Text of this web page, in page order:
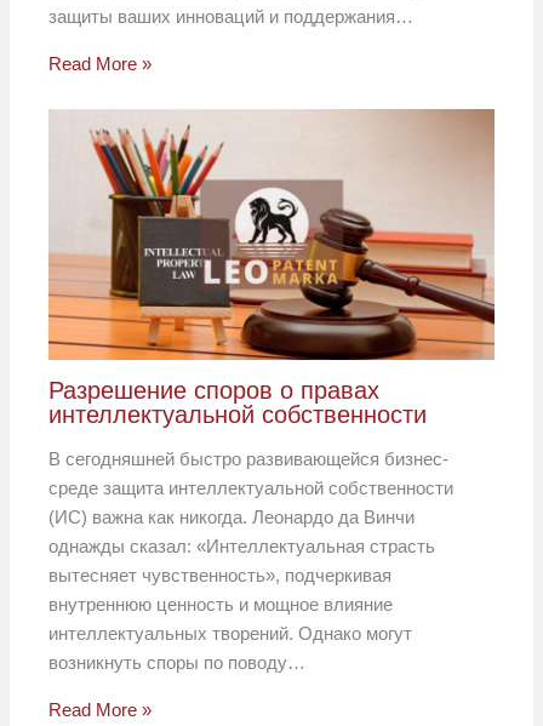
защиты ваших инноваций и поддержания…
Read More »
Разрешение споров о правах
интеллектуальной собственности
В сегодняшней быстро развивающейся бизнес-
среде защита интеллектуальной собственности
(ИС) важна как никогда. Леонардо да Винчи
однажды сказал: «Интеллектуальная страсть
вытесняет чувственность», подчеркивая
внутреннюю ценность и мощное влияние
интеллектуальных творений. Однако могут
возникнуть споры по поводу…
Read More »